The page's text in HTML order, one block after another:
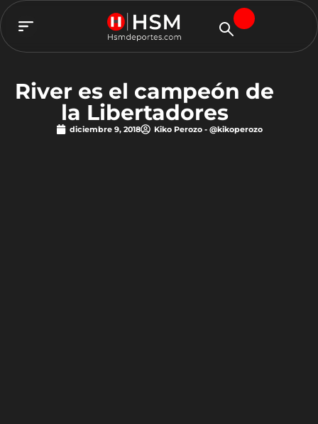
River es el campeón de
la Libertadores
diciembre 9, 2018 Kiko Perozo - @kikoperozo